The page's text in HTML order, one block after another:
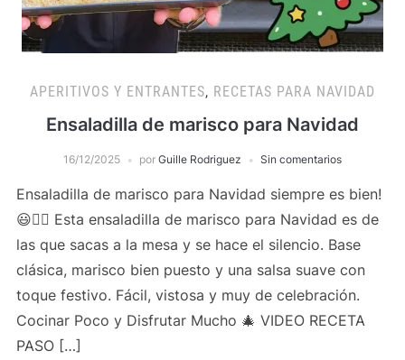
APERITIVOS Y ENTRANTES, RECETAS PARA NAVIDAD
Ensaladilla de marisco para Navidad
16/12/2025 por Guille Rodriguez Sin comentarios
Ensaladilla de marisco para Navidad siempre es bien!
😃👍🏻 Esta ensaladilla de marisco para Navidad es de
las que sacas a la mesa y se hace el silencio. Base
clásica, marisco bien puesto y una salsa suave con
toque festivo. Fácil, vistosa y muy de celebración.
Cocinar Poco y Disfrutar Mucho 🎄 VIDEO RECETA
PASO […]